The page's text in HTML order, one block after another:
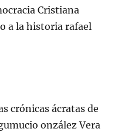
Cristiana
a la historia rafael
crónicas ácratas de
onzález Vera